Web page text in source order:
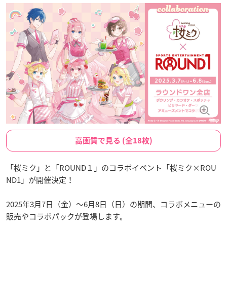
高画質で見る (全18枚)
「桜ミク」と「ROUND１」のコラボイベント「桜ミク×ROU
ND1」が開催決定！
2025年3月7日（金）～6月8日（日）の期間、コラボメニューの
販売やコラボパックが登場します。